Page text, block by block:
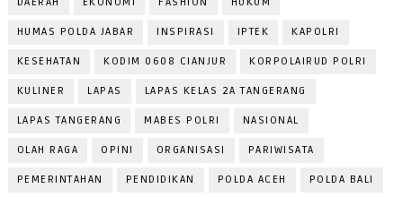
HUMAS POLDA JABAR INSPIRASI IPTEK KAPOLRI
KESEHATAN KODIM 0608 CIANJUR KORPOLAIRUD POLRI
KULINER LAPAS LAPAS KELAS 2A TANGERANG
LAPAS TANGERANG MABES POLRI NASIONAL
OLAH RAGA OPINI ORGANISASI PARIWISATA
PEMERINTAHAN PENDIDIKAN POLDA ACEH POLDA BALI